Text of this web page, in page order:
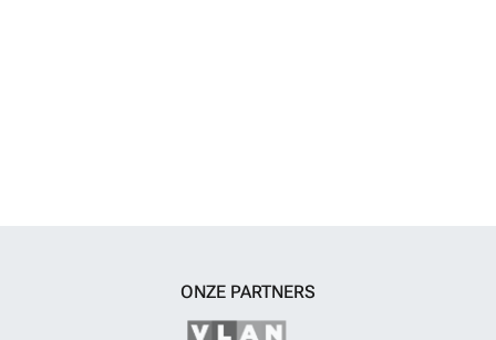
ONZE PARTNERS